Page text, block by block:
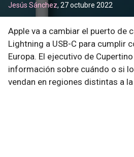
Jesús Sánchez, 27 octubre 2022
Apple va a cambiar el puerto de
Lightning a USB-C para cumplir
Europa. El ejecutivo de
información sobre cuándo o si
vendan en regiones distintas a